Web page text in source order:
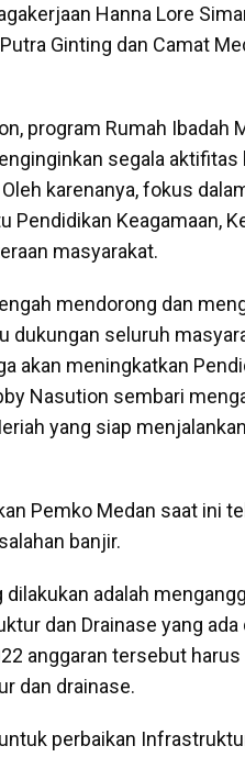
Hanna Lore
Ginting dan Camat
program Rumah Ibadah
segala
karenanya, fokus
Pendidikan Keagamaan,
masyarakat.
mendorong dan
dukungan seluruh
akan meningkatkan
Nasution sembari
yang siap
Pemko Medan saat ini
banjir.
dilakukan adalah
dan Drainase yang
anggaran tersebut
dan drainase.
perbaikan
2026